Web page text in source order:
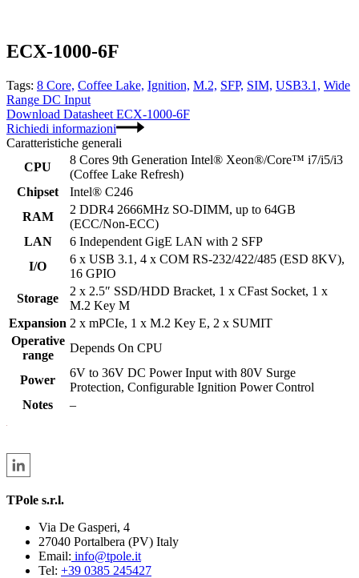
ECX-1000-6F
Tags: 8 Core, Coffee Lake, Ignition, M.2, SFP, SIM, USB3.1, Wide
Range DC Input
Download Datasheet ECX-1000-6F
Richiedi informazioni
Caratteristiche generali
CPU
8 Cores 9th Generation Intel® Xeon®/Core™ i7/i5/i3
(Coffee Lake Refresh)
Chipset
Intel® C246
RAM
2 DDR4 2666MHz SO-DIMM, up to 64GB
(ECC/Non-ECC)
LAN
6 Independent GigE LAN with 2 SFP
I/O
6 x USB 3.1, 4 x COM RS-232/422/485 (ESD 8KV),
16 GPIO
Storage
2 x 2.5″ SSD/HDD Bracket, 1 x CFast Socket, 1 x
M.2 Key M
Expansion 2 x mPCIe, 1 x M.2 Key E, 2 x SUMIT
Operative
range
Depends On CPU
Power
6V to 36V DC Power Input with 80V Surge
Protection, Configurable Ignition Power Control
Notes
–
TPole s.r.l.
Via De Gasperi, 4
27040 Portalbera (PV) Italy
Email: info@tpole.it
Tel: +39 0385 245427